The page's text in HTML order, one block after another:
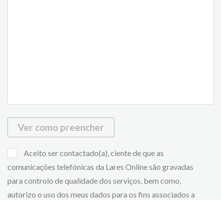
Ver como preencher
Aceito ser contactado(a), ciente de que as
comunicações telefónicas da Lares Online são gravadas
para controlo de qualidade dos serviços, bem como,
autorizo o uso dos meus dados para os fins associados a